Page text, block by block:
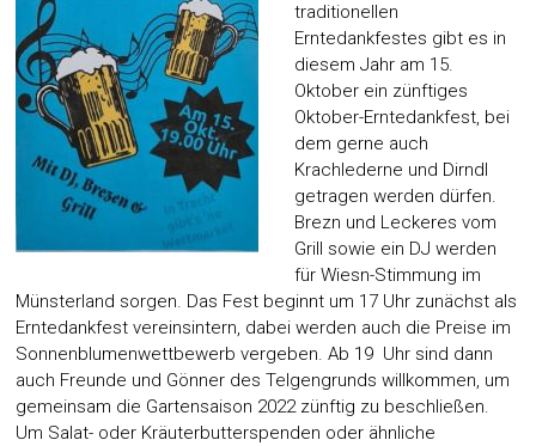
traditionellen
Erntedankfestes gibt es in
diesem Jahr am 15.
Oktober ein zünftiges
Oktober-Erntedankfest, bei
dem gerne auch
Krachlederne und Dirndl
getragen werden dürfen.
Brezn und Leckeres vom
Grill sowie ein DJ werden
für Wiesn-Stimmung im
Münsterland sorgen. Das Fest beginnt um 17 Uhr zunächst als
Erntedankfest vereinsintern, dabei werden auch die Preise im
Sonnenblumenwettbewerb vergeben. Ab 19 Uhr sind dann
auch Freunde und Gönner des Telgengrunds willkommen, um
gemeinsam die Gartensaison 2022 zünftig zu beschließen.
Um Salat- oder Kräuterbutterspenden oder ähnliche